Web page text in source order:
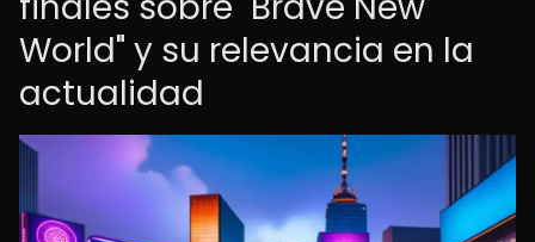
World" y su relevancia en la
actualidad